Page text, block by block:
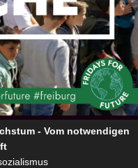
- Vom notwendigen